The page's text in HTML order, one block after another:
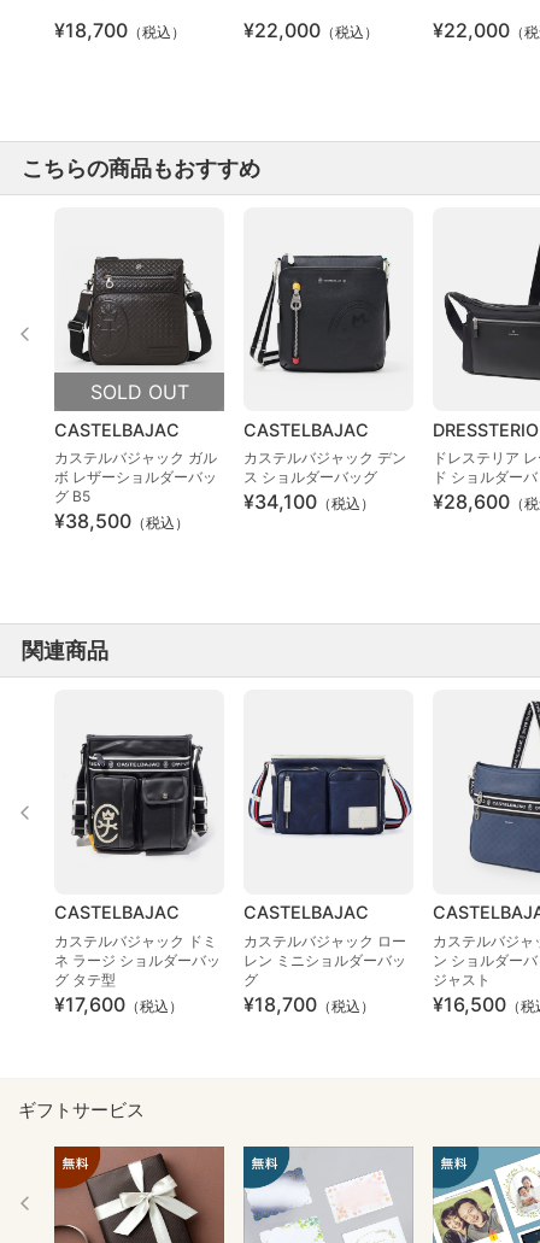
¥18,700 （税込） ¥22,000 （税込） ¥22,000 （
こちらの商品もおすすめ
SOLD OUT
CASTELBAJAC
カステルバジャック ガル
ボ レザーショルダーバッ
グ B5
¥38,500 （税込）
CASTELBAJAC
カステルバジャック デン
ス ショルダーバッグ
¥34,100 （税込）
ドレステリア
ド ショルダー
¥28,600 （
関連商品
CASTELBAJAC
カステルバジャック ドミ
ネ ラージ ショルダーバッ
グ タテ型
¥17,600 （税込）
CASTELBAJAC
カステルバジャック ロー
レン ミニショルダーバッ
グ
¥18,700 （税込）
カステルバジャ
ン ショルダー
ジャスト
¥16,500 （
ギフトサービス